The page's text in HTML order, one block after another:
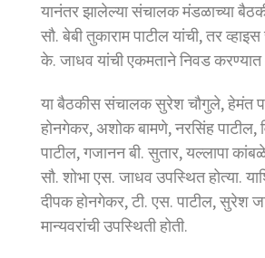
यानंतर झालेल्या संचालक मंडळाच्या
सौ. बेबी तुकाराम पाटील यांची, तर
के. जाधव यांची एकमताने निवड
या बैठकीस संचालक सुरेश चौगुले, हेमंत
होनगेकर, अशोक बामणे, नरसिंह पाटील,
पाटील, गजानन बी. सुतार, यल्लापा
सौ. शोभा एस. जाधव उपस्थित होत्या.
दीपक होनगेकर, टी. एस. पाटील, सुरेश
मान्यवरांची उपस्थिती होती.